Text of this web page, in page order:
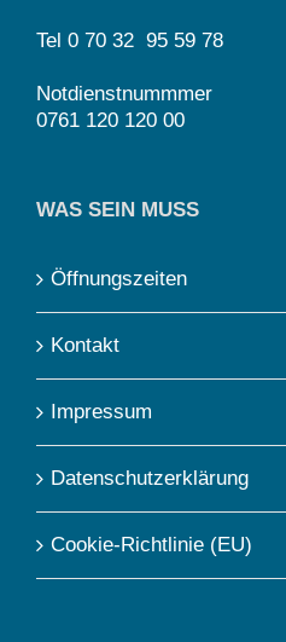
Tel 0 70 32 95 59 78
Notdienstnummmer
0761 120 120 00
WAS SEIN MUSS
Öffnungszeiten
Kontakt
Impressum
Datenschutzerklärung
Cookie-Richtlinie (EU)